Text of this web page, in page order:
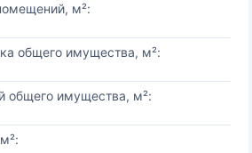
м²:
общего имущества, м²:
общего имущества, м²: